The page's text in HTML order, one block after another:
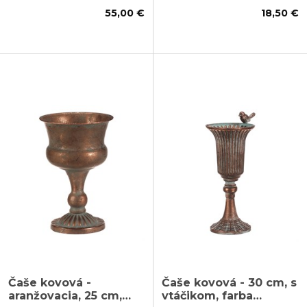
55,00 € 18,50 €
Čaše kovová -
aranžovacia, 25 cm,
Čaše kovová - 30 cm, s
vtáčikom, farba